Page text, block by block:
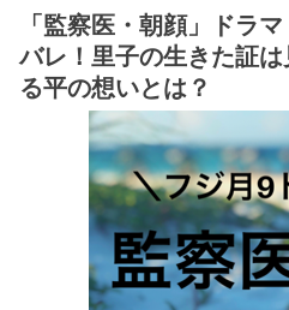
「監察医・朝顔」ドラ
バレ！里子の生きた証
る平の想いとは？